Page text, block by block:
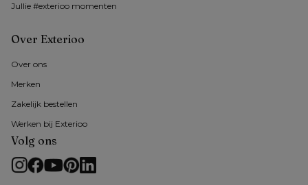
Jullie #exterioo momenten
Over Exterioo
Over ons
Merken
Zakelijk bestellen
Werken bij Exterioo
Volg ons